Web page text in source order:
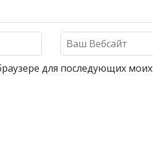
для последующих моих